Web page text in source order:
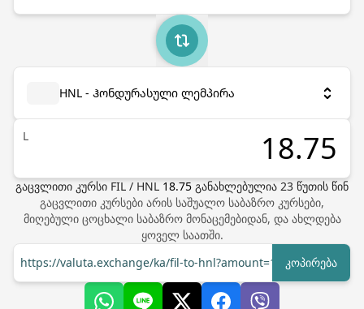
HNL - Ჰონდურასული ლემპირა
L
გაცვლითი კურსი FIL / HNL 18.75 განახლებულია 23 წუთის წინ
გაცვლითი კურსები არის საშუალო საბაზრო კურსები,
მიღებული ცოცხალი საბაზრო მონაცემებიდან, და ახლდება
ყოველ საათში.
https://valuta.exchange/ka/fil-to-hnl?amount=1
კოპირება